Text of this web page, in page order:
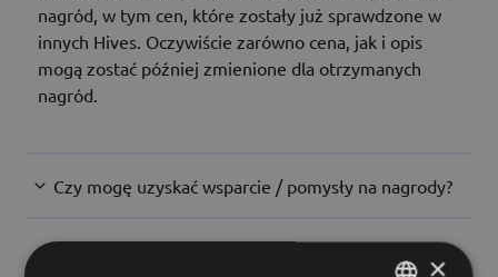
nagród, w tym cen, które zostały już sprawdzone w
innych Hives. Oczywiście zarówno cena, jak i opis
mogą zostać później zmienione dla otrzymanych
nagród.
Czy mogę uzyskać wsparcie / pomysły na nagrody?
Kto finansuje nagrody? Kto jest odpowiedzialny za
×